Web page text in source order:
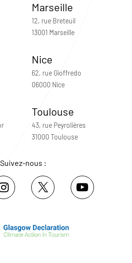
Marseille
12, rue Breteuil
13001 Marseille
Nice
62, rue Gioffredo
06000 Nice
Toulouse
43, rue Peyrolières
31000 Toulouse
Suivez-nous :